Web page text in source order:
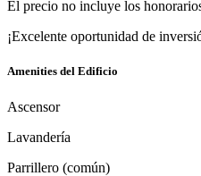
El precio no incluye los
¡Excelente oportunidad de
Amenities del Edificio
Ascensor
Lavandería
Parrillero (común)